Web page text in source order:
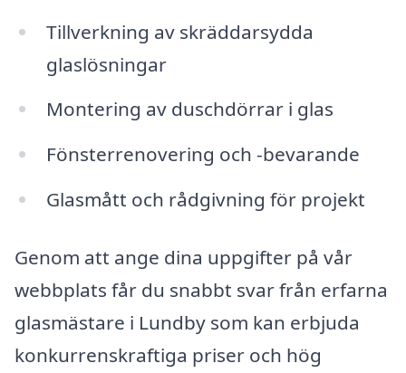
Tillverkning av skräddarsydda
glaslösningar
Montering av duschdörrar i glas
Fönsterrenovering och -bevarande
Glasmått och rådgivning för projekt
Genom att ange dina uppgifter på vår
webbplats får du snabbt svar från erfarna
glasmästare i Lundby som kan erbjuda
konkurrenskraftiga priser och hög